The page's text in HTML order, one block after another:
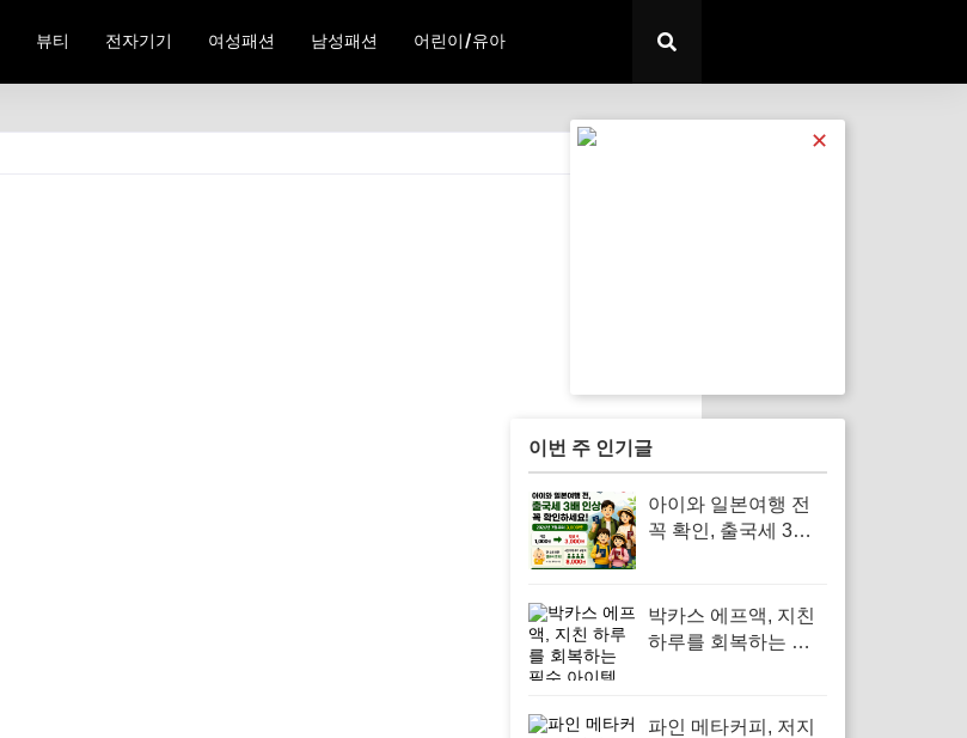
뷰티 전자기기 여성패션 남성패션 어린이/유아
✕
이번 주 인기글
아이와 일본여행 전
꼭 확인, 출국세 3배
박카스 에프액, 지친
하루를 회복하는 필
파인 메타커피, 저지